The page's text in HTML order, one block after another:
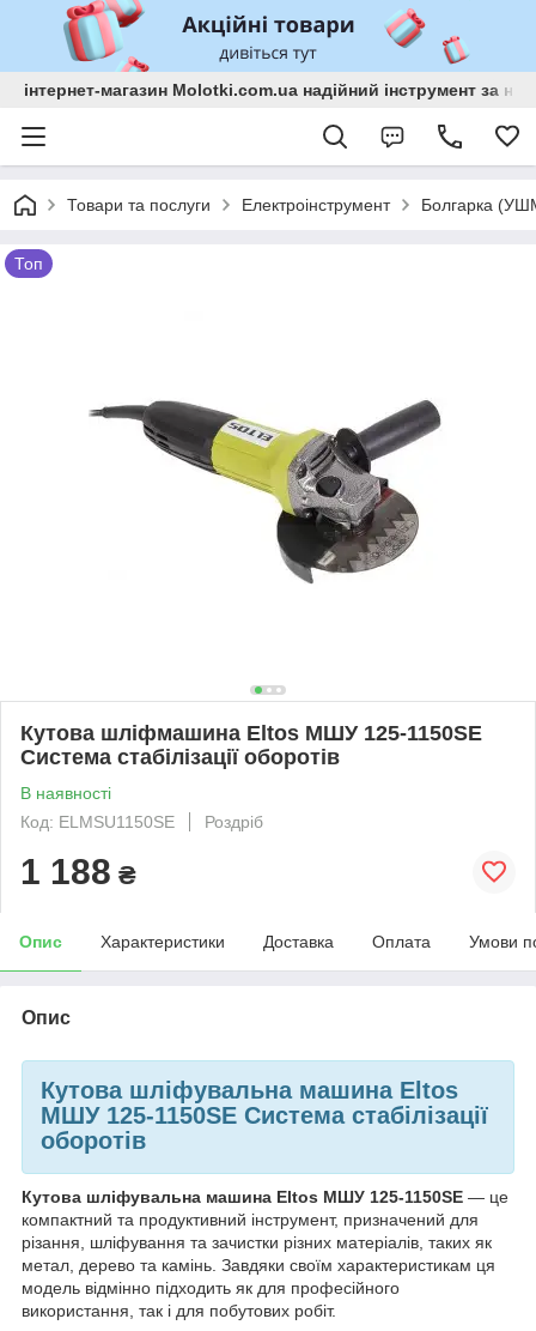
інтернет-магазин Molotki.com.ua надійний інструмент за
Товари та послуги Електроінструмент Болгарка
Топ
Кутова шліфмашина Eltos МШУ 125-1150SE
Система стабілізації оборотів
В наявності
Код: ELMSU1150SE
Роздріб
1 188 ₴
Опис Характеристики Доставка Оплата Умови
Опис
Кутова шліфувальна машина Eltos
МШУ 125-1150SE Система стабілізації
оборотів
Кутова шліфувальна машина Eltos МШУ 125-1150SE — це
компактний та продуктивний інструмент, призначений для
різання, шліфування та зачистки різних матеріалів, таких як
метал, дерево та камінь. Завдяки своїм характеристикам ця
модель відмінно підходить як для професійного
використання, так і для побутових робіт.